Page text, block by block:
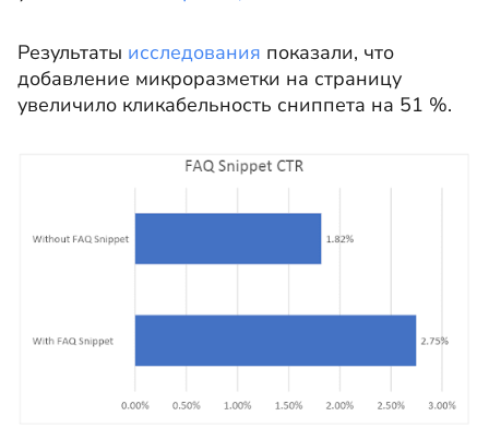
Результаты исследования показали, что
добавление микроразметки на страницу
увеличило кликабельность сниппета на 51 %.